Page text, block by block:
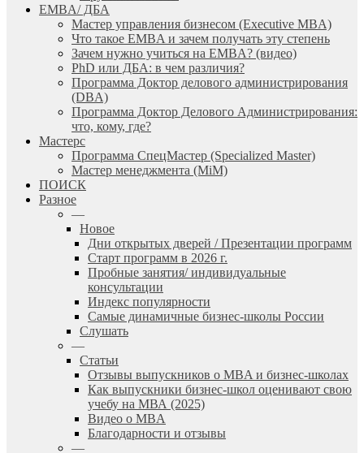
EMBA/ ДБA
Мастер управления бизнесом (Executive MBA)
Что такое EMBA и зачем получать эту степень
Зачем нужно учиться на EMBA? (видео)
PhD или ДБА: в чем различия?
Программа Доктор делового администрирования
(DBА)
Программа Доктор Делового Администрирования:
что, кому, где?
Мастерс
Программа СпецМастер (Specialized Master)
Мастер менеджмента (MiM)
ПОИСК
Разное
—
Новое
Дни открытых дверей / Презентации программ
Старт программ в 2026 г.
Пробные занятия/ индивидуальные
консультации
Индекс популярности
Самые динамичные бизнес-школы России
Слушать
—
Статьи
Отзывы выпускников о MBA и бизнес-школах
Как выпускники бизнес-школ оценивают свою
учебу на МВА (2025)
Видео о MBA
Благодарности и отзывы
—